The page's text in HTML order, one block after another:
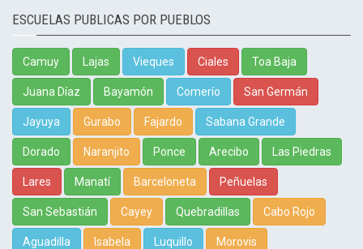
ESCUELAS PUBLICAS POR PUEBLOS
Camuy Lajas Vieques Ciales Toa Baja
Juana Díaz Bayamón Comerío San Germán
Jayuya Gurabo Fajardo Sabana Grande
Dorado Naranjito Ponce Arecibo Las Piedras
Lares Manatí Barceloneta Peñuelas
San Sebastián Cayey Quebradillas Cabo Rojo
Aguadilla Isabela Luquillo Morovis